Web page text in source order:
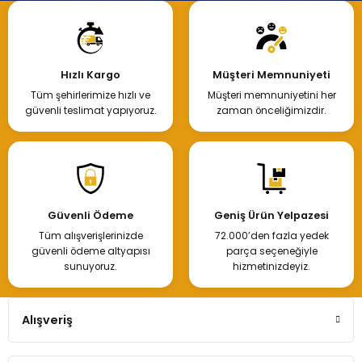
Hızlı Kargo
Tüm şehirlerimize hızlı ve
güvenli teslimat yapıyoruz.
Müşteri Memnuniyeti
Müşteri memnuniyetini her
zaman önceliğimizdir.
Güvenli Ödeme
Tüm alışverişlerinizde
güvenli ödeme altyapısı
sunuyoruz.
Geniş Ürün Yelpazesi
72.000’den fazla yedek
parça seçeneğiyle
hizmetinizdeyiz.
Alışveriş